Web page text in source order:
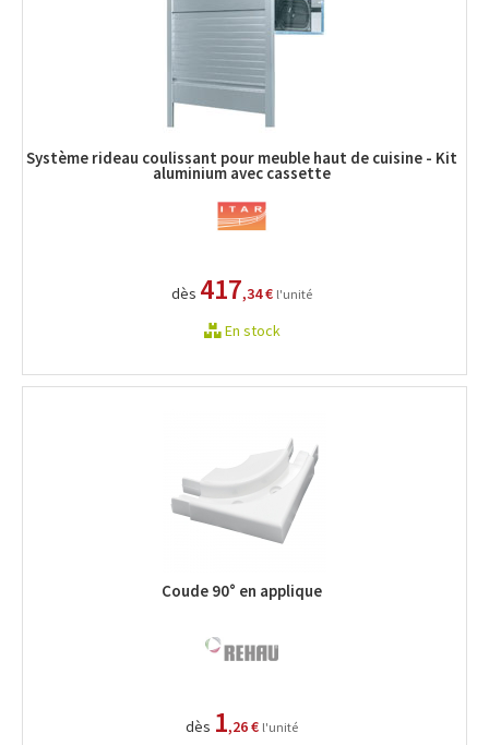
Système rideau coulissant pour meuble haut de cuisine - Kit
aluminium avec cassette
dès 417,34 € l'unité
En stock
Coude 90° en applique
dès 1,26 € l'unité